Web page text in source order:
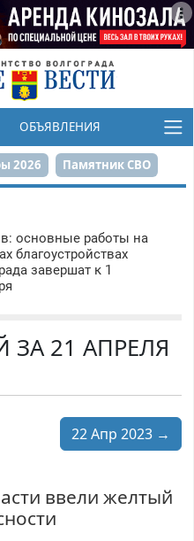
ОБЪЯВЛЕНИЯ
2026 Памятник СВО
Реконструкция ЦПКиО
Героев-летчиков
основные работы на
благоустройствах
завершат к 1
ЗА 21 АПРЕЛЯ
22 Апр 2023 →
ввели желтый